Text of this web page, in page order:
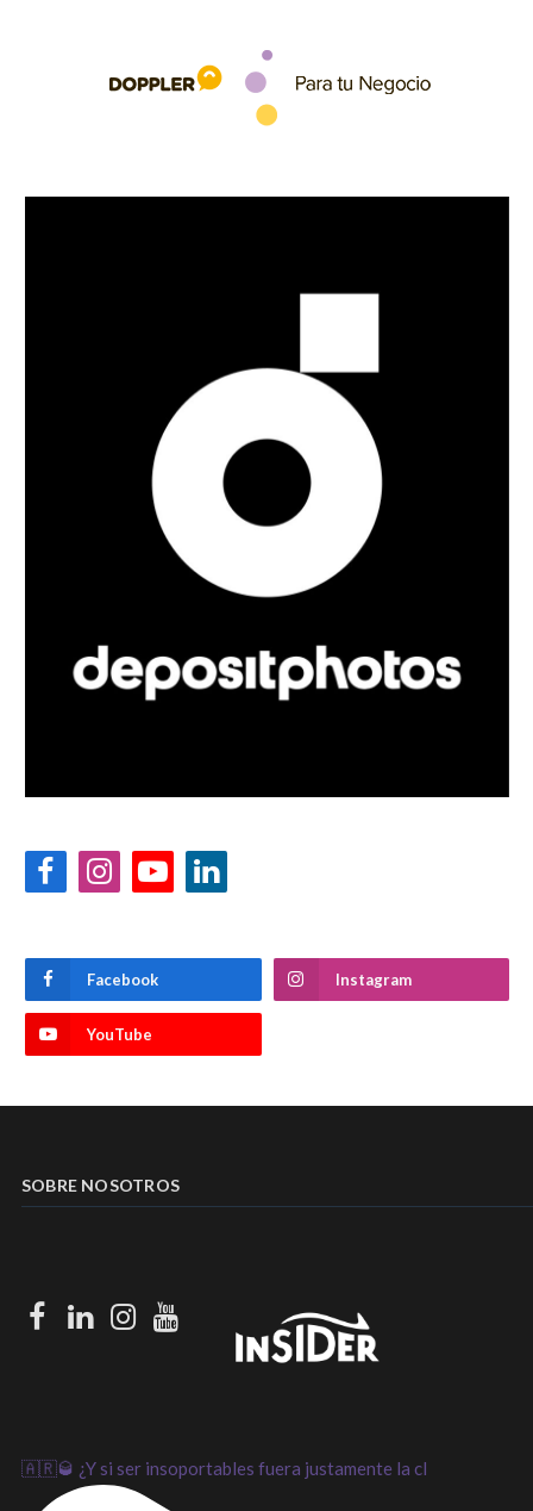
FacebookInstagramYouTubeLinkedIn
Facebook Instagram
YouTube
SOBRE NOSOTROS
Facebook
LinkedIn
Instagram
Youtube
🇦🇷🥃 ¿Y si ser insoportables fuera justamente la cl